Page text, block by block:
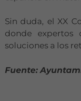
Sin duda, el XX
donde expertos
soluciones a los
Fuente: